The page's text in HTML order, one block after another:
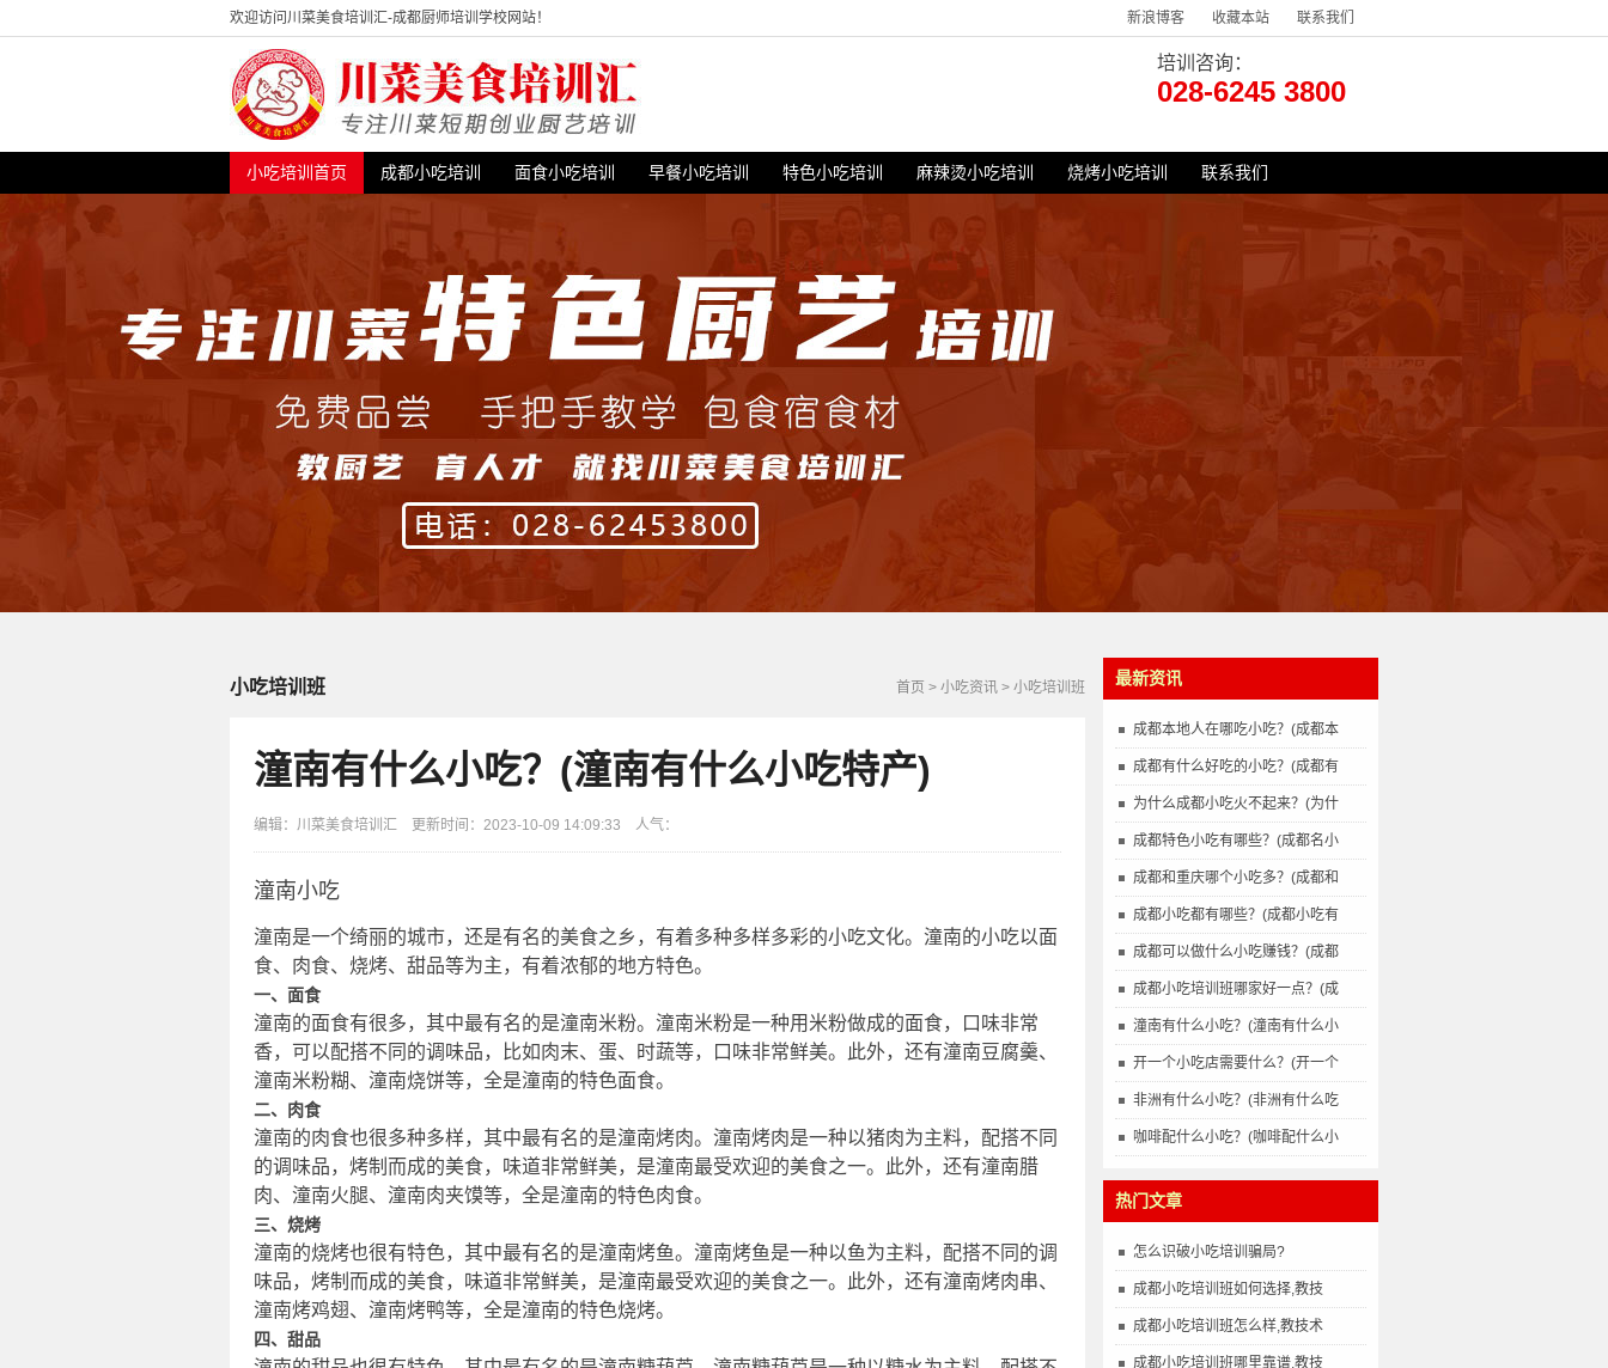
新浪博客 收藏本站 联系我们
欢迎访问川菜美食培训汇-成都厨师培训学校网站！
培训咨询：
028-6245 3800
小吃培训首页 成都小吃培训 面食小吃培训 早餐小吃培训 特色小吃培训 麻辣烫小吃培训 烧烤小吃培训 联系我们
最新资讯
成都本地人在哪吃小吃？(成都本
成都有什么好吃的小吃？(成都有
为什么成都小吃火不起来？(为什
成都特色小吃有哪些？(成都名小
成都和重庆哪个小吃多？(成都和
成都小吃都有哪些？(成都小吃有
成都可以做什么小吃赚钱？(成都
成都小吃培训班哪家好一点？(成
潼南有什么小吃？(潼南有什么小
开一个小吃店需要什么？(开一个
非洲有什么小吃？(非洲有什么吃
咖啡配什么小吃？(咖啡配什么小
热门文章
怎么识破小吃培训骗局?
成都小吃培训班如何选择,教技
成都小吃培训班怎么样,教技术
成都小吃培训班哪里靠谱,教技
首页 > 小吃资讯 > 小吃培训班
小吃培训班
潼南有什么小吃？(潼南有什么小吃特产)
编辑：川菜美食培训汇 更新时间：2023-10-09 14:09:33 人气：
潼南小吃
潼南是一个绮丽的城市，还是有名的美食之乡，有着多种多样多彩的小吃文化。潼南的小吃以面
食、肉食、烧烤、甜品等为主，有着浓郁的地方特色。
一、面食
潼南的面食有很多，其中最有名的是潼南米粉。潼南米粉是一种用米粉做成的面食，口味非常
香，可以配搭不同的调味品，比如肉末、蛋、时蔬等，口味非常鲜美。此外，还有潼南豆腐羹、
潼南米粉糊、潼南烧饼等，全是潼南的特色面食。
二、肉食
潼南的肉食也很多种多样，其中最有名的是潼南烤肉。潼南烤肉是一种以猪肉为主料，配搭不同
的调味品，烤制而成的美食，味道非常鲜美，是潼南最受欢迎的美食之一。此外，还有潼南腊
肉、潼南火腿、潼南肉夹馍等，全是潼南的特色肉食。
三、烧烤
潼南的烧烤也很有特色，其中最有名的是潼南烤鱼。潼南烤鱼是一种以鱼为主料，配搭不同的调
味品，烤制而成的美食，味道非常鲜美，是潼南最受欢迎的美食之一。此外，还有潼南烤肉串、
潼南烤鸡翅、潼南烤鸭等，全是潼南的特色烧烤。
四、甜品